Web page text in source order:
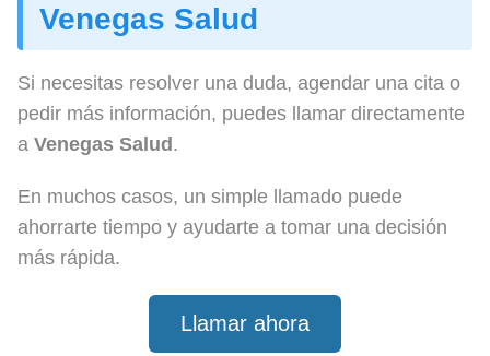
Venegas Salud
Si necesitas resolver una duda, agendar una cita o
pedir más información, puedes llamar directamente
a Venegas Salud.
En muchos casos, un simple llamado puede
ahorrarte tiempo y ayudarte a tomar una decisión
más rápida.
Llamar ahora